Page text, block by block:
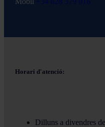
Horari d'atenció:
Dilluns a divendres